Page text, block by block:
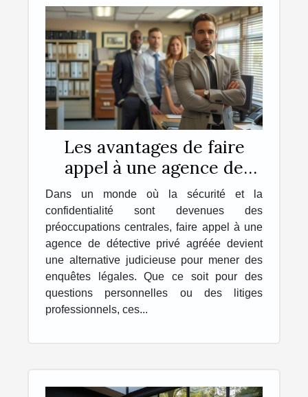
Les avantages de faire
appel à une agence de
détective privé agréée
pour des enquêtes légales
Dans un monde où la sécurité et la
confidentialité sont devenues des
préoccupations centrales, faire appel à une
agence de détective privé agréée devient
une alternative judicieuse pour mener des
enquêtes légales. Que ce soit pour des
questions personnelles ou des litiges
professionnels, ces...